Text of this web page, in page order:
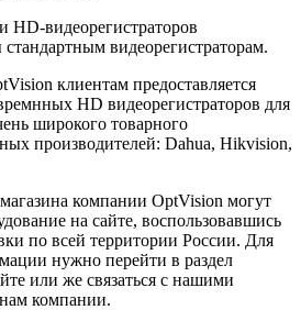
видеорегистраторов
видеорегистраторам.
клиентам предоставляется
HD видеорегистраторов для
широкого товарного
производителей: Dahua, Hikvision,
компании OptVision могут
на сайте, воспользовавшись
по всей территории России. Для
нужно перейти в раздел
или же связаться с нашими
компании.